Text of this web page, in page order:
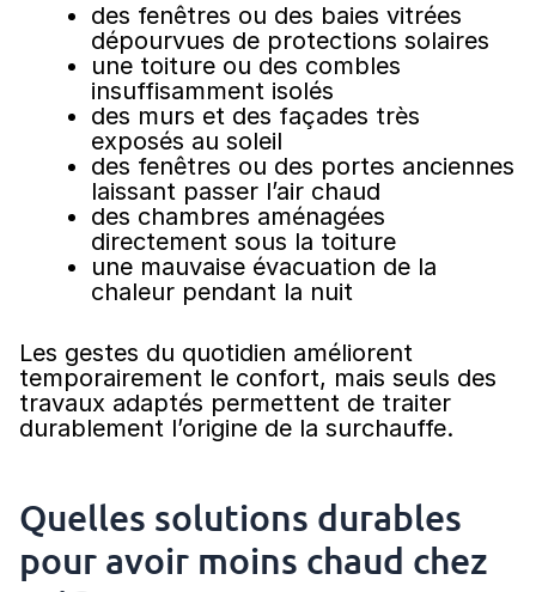
des fenêtres ou des baies vitrées
dépourvues de protections solaires
une toiture ou des combles
insuffisamment isolés
des murs et des façades très
exposés au soleil
des fenêtres ou des portes anciennes
laissant passer l’air chaud
des chambres aménagées
directement sous la toiture
une mauvaise évacuation de la
chaleur pendant la nuit
Les gestes du quotidien améliorent
temporairement le confort, mais seuls des
travaux adaptés permettent de traiter
durablement l’origine de la surchauffe.
Quelles solutions durables
pour avoir moins chaud chez